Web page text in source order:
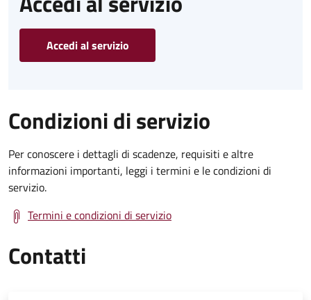
Accedi al servizio
Condizioni di servizio
Per conoscere i dettagli di scadenze, requisiti e altre
informazioni importanti, leggi i termini e le condizioni di
servizio.
Termini e condizioni di servizio
Contatti